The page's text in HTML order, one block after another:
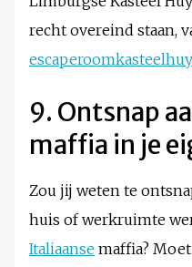
recht overeind staan,
9. Ontsnap
maffia in je
Zou jij weten te
huis of werkruimte
Italiaanse maffia?